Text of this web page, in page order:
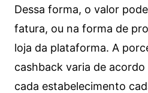
Dessa forma, o valor
fatura, ou na forma de
loja da plataforma. A
cashback varia de
cada estabelecimento